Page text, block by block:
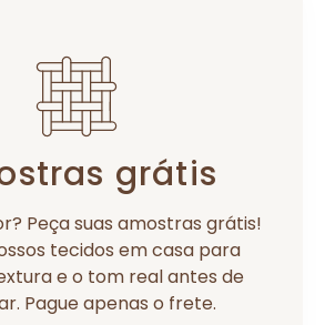
grátis
Peça suas amostras grátis!
tecidos em casa para
e o tom real antes de
Pague apenas o frete.